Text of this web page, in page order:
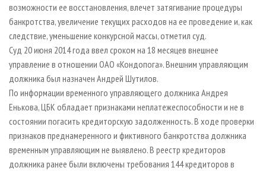
возможности ее восстановления, влечет затягивание процедуры
банкротства, увеличение текущих расходов на ее проведение и, как
следствие, уменьшение конкурсной массы, отметил суд.
Суд 20 июня 2014 года ввел сроком на 18 месяцев внешнее
управление в отношении ОАО «Кондопога». Внешним управляющим
должника был назначен Андрей Шутилов.
По информации временного управляющего должника Андрея
Енькова, ЦБК обладает признаками неплатежеспособности и не в
состоянии погасить кредиторскую задолженность. В ходе проверки
признаков преднамеренного и фиктивного банкротства должника
временным управляющим не выявлено. В реестр кредиторов
должника ранее были включены требования 144 кредиторов в